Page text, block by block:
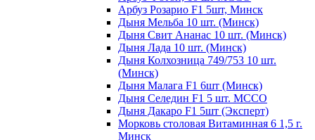
Арбуз Розарио F1 5шт, Минск
Дыня Мельба 10 шт. (Минск)
Дыня Свит Ананас 10 шт. (Минск)
Дыня Лада 10 шт. (Минск)
Дыня Колхозница 749/753 10 шт.
(Минск)
Дыня Малага F1 6шт (Минск)
Дыня Селедин F1 5 шт. МССО
Дыня Дакаро F1 5шт (Эксперт)
Морковь столовая Витаминная 6 1,5 г.
Минск